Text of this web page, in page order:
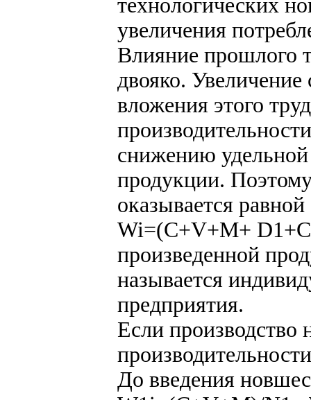
технологических
увеличения
Влияние прошлого
двояко.
вложения этого
снижению
продукции.
оказывается равной
Wi=(C+V+M+
произведенной
называется
предприятия.
Если производство
До введения